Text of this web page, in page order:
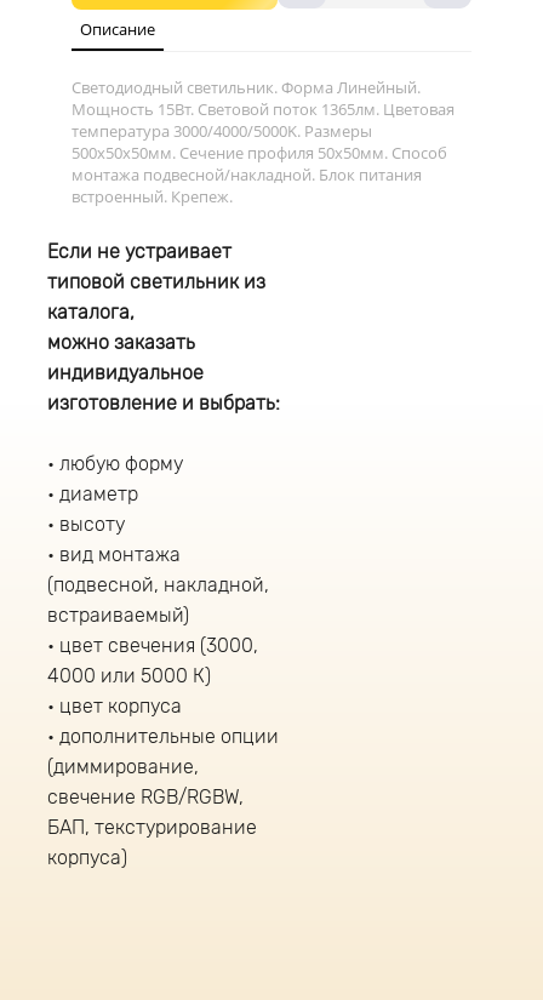
Описание
Светодиодный светильник. Форма Линейный.
Мощность 15Вт. Световой поток 1365лм. Цветовая
температура 3000/4000/5000K. Размеры
500х50x50мм. Сечение профиля 50x50мм. Способ
монтажа подвесной/накладной. Блок питания
встроенный. Крепеж.
Если не устраивает
типовой светильник из
каталога,
можно заказать
индивидуальное
изготовление и выбрать:
любую форму
диаметр
высоту
вид монтажа
(подвесной, накладной,
встраиваемый)
цвет свечения (3000,
4000 или 5000 К)
цвет корпуса
дополнительные опции
(диммирование,
свечение RGB/RGBW,
БАП, текстурирование
корпуса)